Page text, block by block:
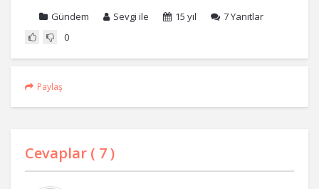
Gündem Sevgi ile 15 yıl 7Yanıtlar
0
Paylaş
Cevaplar ( 7)